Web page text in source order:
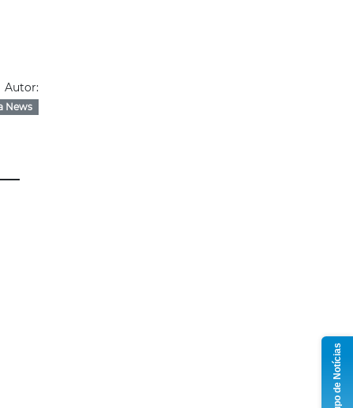
Autor:
News
Grupo de Notícias